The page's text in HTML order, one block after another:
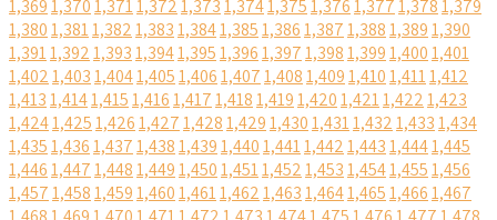
1,3691,3701,3711,3721,3731,3741,3751,3761,3771,3781,379
1,3801,3811,3821,3831,3841,3851,3861,3871,3881,3891,390
1,3911,3921,3931,3941,3951,3961,3971,3981,3991,4001,401
1,4021,4031,4041,4051,4061,4071,4081,4091,4101,4111,412
1,4131,4141,4151,4161,4171,4181,4191,4201,4211,4221,423
1,4241,4251,4261,4271,4281,4291,4301,4311,4321,4331,434
1,4351,4361,4371,4381,4391,4401,4411,4421,4431,4441,445
1,4461,4471,4481,4491,4501,4511,4521,4531,4541,4551,456
1,4571,4581,4591,4601,4611,4621,4631,4641,4651,4661,467